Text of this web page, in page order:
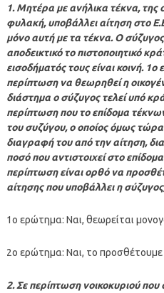
1. Μητέρα με ανήλικα τέκνα, της
φυλακή, υποβάλλει αίτηση στο
μόνο αυτή με τα τέκνα. Ο
αποδεικτικό το πιστοποιητικό
εισοδήματός τους είναι κοινή.
περίπτωση να θεωρηθεί η
διάστημα ο σύζυγος τελεί υπό
περίπτωση που το επίδομα
του συζύγου, ο οποίος όμως
διαγραφή του από την αίτηση,
ποσό που αντιστοιχεί στο
περίπτωση είναι ορθό να
αίτησης που υποβάλλει η
1ο ερώτημα: Ναι, θεωρείται
2ο ερώτημα: Ναι, το προσθέτουμε
2. Σε περίπτωση νοικοκυριού που